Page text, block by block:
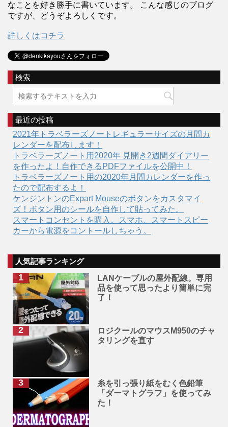
なことを好き勝手に書いています。 こんな感じのブログ
ですが、どうぞよろしくです。
詳しくはコチラ
検索
最近の投稿
2021年トラベラーズノートレギュラーサイズの月間カ
レンダーを配布します！
トラベラーズノート用2020年 見開き2週間ダイアリー
を作ったよ！自作できるPDFファイルを公開中！
トラベラーズノート用の2020年月間カレンダーを作っ
たので配布するよ！
ケンジントンのExpart Mouseのボタンをカスタマイ
ズ！ボタン用のシールを自作して貼ってみた。
スマートコンセントを購入。スマホ、スマートスピー
カーから電源をコントールしちゃう。
人気記事ランキング
LANケーブルの屋外配線。専用
品を使って思ったより簡単に完
了！
ロジクールのマウスM950のチャ
タリングを直す
糸を引っ張り紙をむく色鉛筆
「ダーマトグラフ」を使ってみ
た！